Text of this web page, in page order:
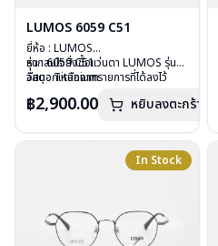
LUMOS 6059 C51
ยี่ห้อ : LUMOS
รุ่น : 6059 C51
วัสดุ : Titanium
บานพับ : ไม่มีสปริง
อุปกรณ์ : กล่องแว่น , ผ้าเช็ดแว่น
หากสนใจสั่งชื้อแว่นตา LUMOS รุ่น
อื่นนอกเหนือจากรายการที่ได้ลงไว้
฿2,900.00 หยิบลงตะกร้า
In Stock